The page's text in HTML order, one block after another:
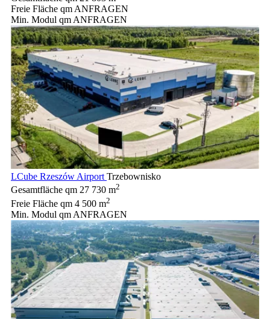
Freie Fläche qm ANFRAGEN
Min. Modul qm ANFRAGEN
LCube Rzeszów AirportTrzebownisko
Gesamtfläche qm 27 730 m2
Freie Fläche qm 4 500 m2
Min. Modul qm ANFRAGEN